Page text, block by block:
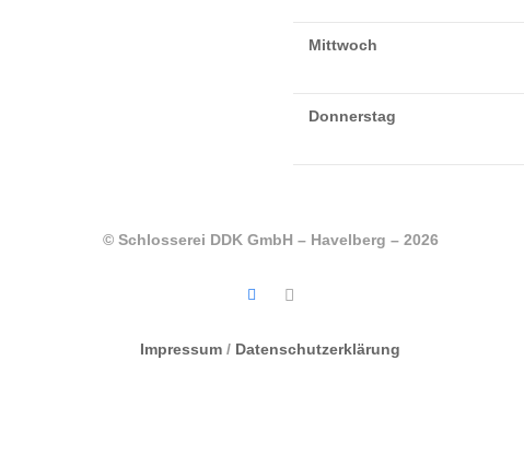
Mittwoch
Donnerstag
© Schlosserei DDK GmbH – Havelberg – 2026
Impressum / Datenschutzerklärung